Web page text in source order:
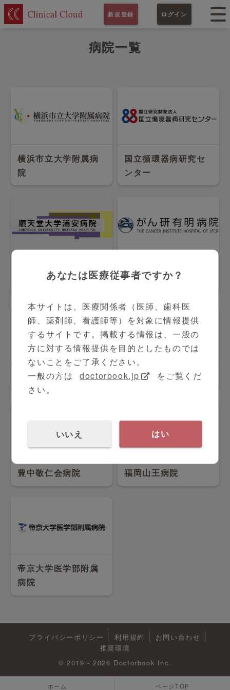
新規登録 ログイン
病院一覧
横浜市立大学附属病
院
国立循環器病研究セ
ンター
順天堂大学医学部附
属浦安病院
がん研有明病院
大阪赤十字病院 山梨県立中央病院
豊中敬仁会病院 福岡山王病院
帝京大学医学部附属
病院
プライバシーポリシー 利用規約
お問い合わせ
推奨環境
© 2019 - 2026 Doctorbook Inc.
ホーム ページTOP
あなたは医療従事者ですか？
本サイトは、医療関係者（医師、歯科医
師、薬剤師、看護師等）を対象に情報提供
するサイトです。掲載する情報は、一般の
方に対する情報提供を目的としたものでは
ないことをご了承ください。
一般の方は
doctorbook.jp
をご覧くだ
さい。
いいえ はい